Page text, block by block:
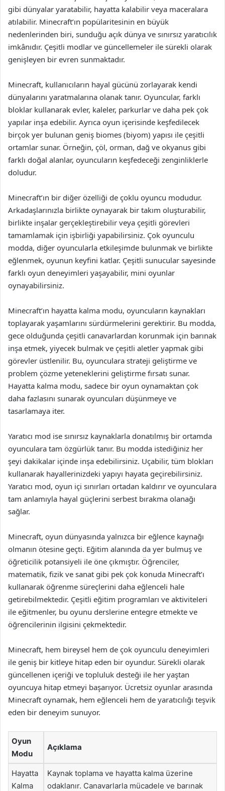
gibi dünyalar yaratabilir, hayatta kalabilir veya maceralara
atılabilir. Minecraft’ın popülaritesinin en büyük
nedenlerinden biri, sunduğu açık dünya ve sınırsız yaratıcılık
imkânıdır. Çeşitli modlar ve güncellemeler ile sürekli olarak
genişleyen bir evren sunmaktadır.
Minecraft, kullanıcıların hayal gücünü zorlayarak kendi
dünyalarını yaratmalarına olanak tanır. Oyuncular, farklı
bloklar kullanarak evler, kaleler, parkurlar ve daha pek çok
yapılar inşa edebilir. Ayrıca oyun içerisinde keşfedilecek
birçok yer bulunan geniş biomes (biyom) yapısı ile çeşitli
ortamlar sunar. Örneğin, çöl, orman, dağ ve okyanus gibi
farklı doğal alanlar, oyuncuların keşfedeceği zenginliklerle
doludur.
Minecraft’ın bir diğer özelliği de çoklu oyuncu modudur.
Arkadaşlarınızla birlikte oynayarak bir takım oluşturabilir,
birlikte inşalar gerçekleştirebilir veya çeşitli görevleri
tamamlamak için işbirliği yapabilirsiniz. Çok oyunculu
modda, diğer oyuncularla etkileşimde bulunmak ve birlikte
eğlenmek, oyunun keyfini katlar. Çeşitli sunucular sayesinde
farklı oyun deneyimleri yaşayabilir, mini oyunlar
oynayabilirsiniz.
Minecraft’ın hayatta kalma modu, oyuncuların kaynakları
toplayarak yaşamlarını sürdürmelerini gerektirir. Bu modda,
gece olduğunda çeşitli canavarlardan korunmak için barınak
inşa etmek, yiyecek bulmak ve çeşitli aletler yapmak gibi
görevler üstlenilir. Bu, oyunculara strateji geliştirme ve
problem çözme yeteneklerini geliştirme fırsatı sunar.
Hayatta kalma modu, sadece bir oyun oynamaktan çok
daha fazlasını sunarak oyuncuları düşünmeye ve
tasarlamaya iter.
Yaratıcı mod ise sınırsız kaynaklarla donatılmış bir ortamda
oyunculara tam özgürlük tanır. Bu modda istediğiniz her
şeyi dakikalar içinde inşa edebilirsiniz. Uçabilir, tüm blokları
kullanarak hayallerinizdeki yapıyı hayata geçirebilirsiniz.
Yaratıcı mod, oyun içi sınırları ortadan kaldırır ve oyunculara
tam anlamıyla hayal güçlerini serbest bırakma olanağı
sağlar.
Minecraft, oyun dünyasında yalnızca bir eğlence kaynağı
olmanın ötesine geçti. Eğitim alanında da yer bulmuş ve
öğreticilik potansiyeli ile öne çıkmıştır. Öğrenciler,
matematik, fizik ve sanat gibi pek çok konuda Minecraft’ı
kullanarak öğrenme süreçlerini daha eğlenceli hale
getirebilmektedir. Çeşitli eğitim programları ve aktiviteleri
ile eğitmenler, bu oyunu derslerine entegre etmekte ve
öğrencilerinin ilgisini çekmektedir.
Minecraft, hem bireysel hem de çok oyunculu deneyimleri
ile geniş bir kitleye hitap eden bir oyundur. Sürekli olarak
güncellenen içeriği ve topluluk desteği ile her yaştan
oyuncuya hitap etmeyi başarıyor. Ücretsiz oyunlar arasında
Minecraft oynamak, hem eğlenceli hem de yaratıcılığı teşvik
eden bir deneyim sunuyor.
Oyun
Modu
Açıklama
Hayatta
Kalma
Kaynak toplama ve hayatta kalma üzerine
odaklanır. Canavarlarla mücadele ve barınak